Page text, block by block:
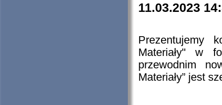
11.03.2023
Prezentujemy
Materiały" w
przewodnim
Materiały” jest